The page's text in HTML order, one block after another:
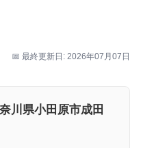
📅 最終更新日: 2026年07月07日
川県小田原市成田